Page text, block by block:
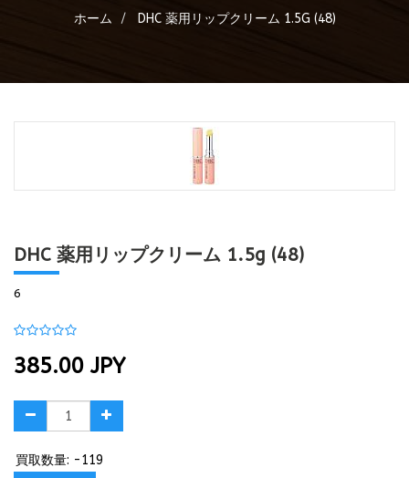
ホーム DHC 薬用リップクリーム 1.5G (48)
DHC 薬用リップクリーム 1.5g (48)
6
385.00 JPY
買取数量: -119